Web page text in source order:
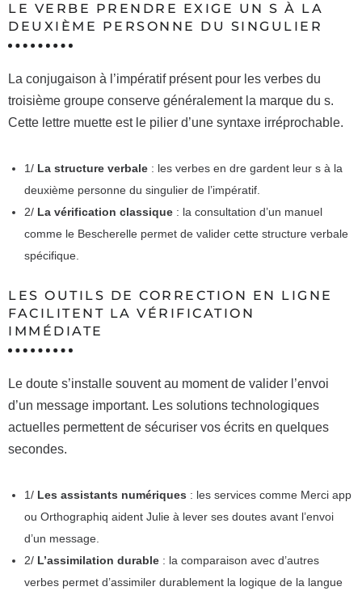
LE VERBE PRENDRE EXIGE UN S À LA
DEUXIÈME PERSONNE DU SINGULIER
La conjugaison à l’impératif présent pour les verbes du
troisième groupe conserve généralement la marque du s.
Cette lettre muette est le pilier d’une syntaxe irréprochable.
1/ La structure verbale : les verbes en dre gardent leur s à la
deuxième personne du singulier de l’impératif.
2/ La vérification classique : la consultation d’un manuel
comme le Bescherelle permet de valider cette structure verbale
spécifique.
LES OUTILS DE CORRECTION EN LIGNE
FACILITENT LA VÉRIFICATION
IMMÉDIATE
Le doute s’installe souvent au moment de valider l’envoi
d’un message important. Les solutions technologiques
actuelles permettent de sécuriser vos écrits en quelques
secondes.
1/ Les assistants numériques : les services comme Merci app
ou Orthographiq aident Julie à lever ses doutes avant l’envoi
d’un message.
2/ L’assimilation durable : la comparaison avec d’autres
verbes permet d’assimiler durablement la logique de la langue